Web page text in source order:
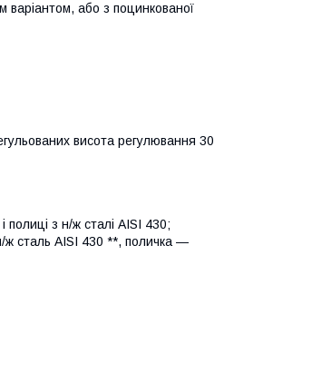
варіантом, або з поцинкованої
висота регулювання 30
полиці з н/ж сталі AISI 430;
ж сталь AISI 430 **, поличка —